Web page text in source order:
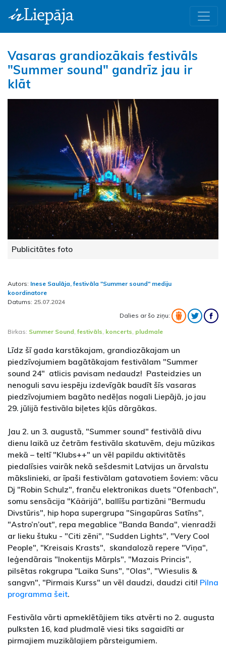
Vasaras grandiozākais festivāls
"Summer sound" gandrīz jau ir
klāt
Publicitātes foto
Autors: Inese Saulāja, festivāla "Summer sound" mediju
koordinatore
Datums: 25.07.2024
Dalies ar šo ziņu:
Birkas: Summer Sound ,festivāls koncerts pludmale
Līdz šī gada karstākajam, grandiozākajam un
piedzīvojumiem bagātākajam festivālam "Summer
sound 24" atlicis pavisam nedaudz! Pasteidzies un
nenoguli savu iespēju izdevīgāk baudīt šīs vasaras
piedzīvojumiem bagāto nedēļas nogali Liepājā, jo jau
29. jūlijā festivāla biļetes kļūs dārgākas.
Jau 2. un 3. augustā, "Summer sound" festivālā divu
dienu laikā uz četrām festivāla skatuvēm, deju mūzikas
mekā – teltī "Klubs++" un vēl papildu aktivitātēs
piedalīsies vairāk nekā sešdesmit Latvijas un ārvalstu
mākslinieki, ar īpaši festivālam gatavotiem šoviem: vācu
Dj "Robin Schulz", franču elektronikas duets "Ofenbach",
somu sensācija "Käärijä", ballīšu partizāni "Bermudu
Divstūris", hip hopa supergrupa "Singapūras Satīns",
"Astro’n’out", repa megablice "Banda Banda", vienradži
ar lieku štuku - "Citi zēni", "Sudden Lights", "Very Cool
People", "Kreisais Krasts", skandalozā repere "Viņa",
leģendārais "Inokentijs Mārpls", "Mazais Princis",
pilsētas rokgrupa "Laika Suns", "Olas", "Wiesulis &
sangvn", "Pirmais Kurss" un vēl daudzi, daudzi citi! Pilna
programma šeit.
Festivāla vārti apmeklētājiem tiks atvērti no 2. augusta
pulksten 16, kad pludmalē viesi tiks sagaidīti ar
pirmajiem muzikālajiem pārsteigumiem.